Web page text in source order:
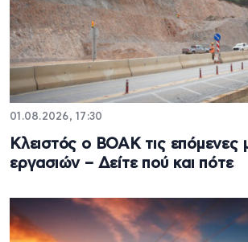
01.08.2026, 17:30
Κλειστός ο ΒΟΑΚ τις επόμενες
εργασιών – Δείτε πού και πότε